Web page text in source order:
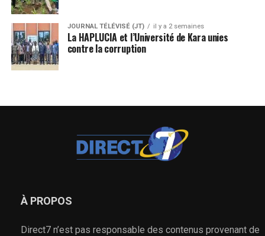
JOURNAL TÉLÉVISÉ (JT) il y a 2 semaines
La HAPLUCIA et l’Université de Kara unies
contre la corruption
À PROPOS
Direct7 n’est pas responsable des contenus provenant de